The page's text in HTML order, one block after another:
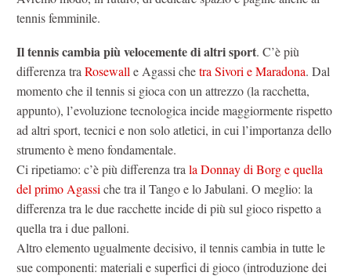
tennis femminile.
Il tennis cambia più velocemente di altri sport. C’è più
differenza tra Rosewall e Agassi chetra Sivori e Maradona. Dal
momento che il tennis si gioca con un attrezzo (la racchetta,
appunto), l’evoluzione tecnologica incide maggiormente rispetto
ad altri sport, tecnici e non solo atletici, in cui l’importanza dello
strumento è meno fondamentale.
Ci ripetiamo: c’è più differenza tra la Donnay di Borg e quella
del primo Agassi che tra il Tango e lo Jabulani. O meglio: la
differenza tra le due racchette incide di più sul gioco rispetto a
quella tra i due palloni.
Altro elemento ugualmente decisivo, il tennis cambia in tutte le
sue componenti: materiali e superfici di gioco (introduzione dei